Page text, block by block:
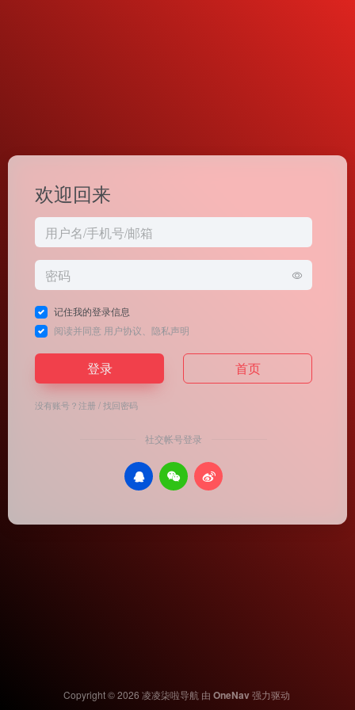
欢迎回来
记住我的登录信息
阅读并同意 用户协议 隐私声明
登录 首页
没有账号？注册/找回密码
社交帐号登录
Copyright © 2026 凌凌柒啦导航 由 OneNav强力驱动